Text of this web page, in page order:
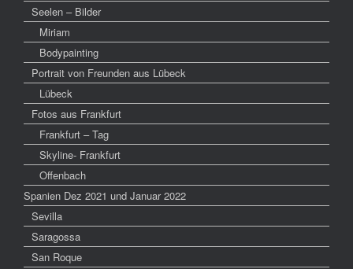
Seelen – Bilder
Miriam
Bodypainting
Portrait von Freunden aus Lübeck
Lübeck
Fotos aus Frankfurt
Frankfurt – Tag
Skyline- Frankfurt
Offenbach
Spanien Dez 2021 und Januar 2022
Sevilla
Saragossa
San Roque